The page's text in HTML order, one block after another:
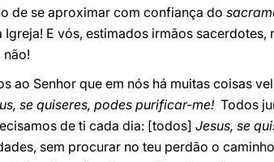
de se aproximar com confiança do
E vós, estimados irmãos sacerdotes,
não!
Senhor que em nós há muitas coisas
se quiseres, podes purificar-me!Todos
de ti cada dia: [todos] Jesus, se
sem procurar no teu perdão o